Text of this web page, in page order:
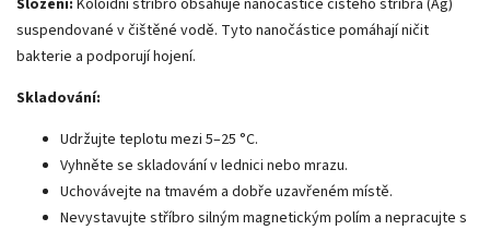
suspendované v čištěné vodě. Tyto nanočástice pomáhají ničit
bakterie a podporují hojení.
Skladování:
Udržujte teplotu mezi 5–25 °C.
Vyhněte se skladování v lednici nebo mrazu.
Uchovávejte na tmavém a dobře uzavřeném místě.
Nevystavujte stříbro silným magnetickým polím a nepracujte s